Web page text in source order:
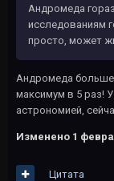
Андромеда
исследованиям
просто, может
Андромеда больше
максимум в 5 раз!
астрономией,
Изменено 1
Цитата